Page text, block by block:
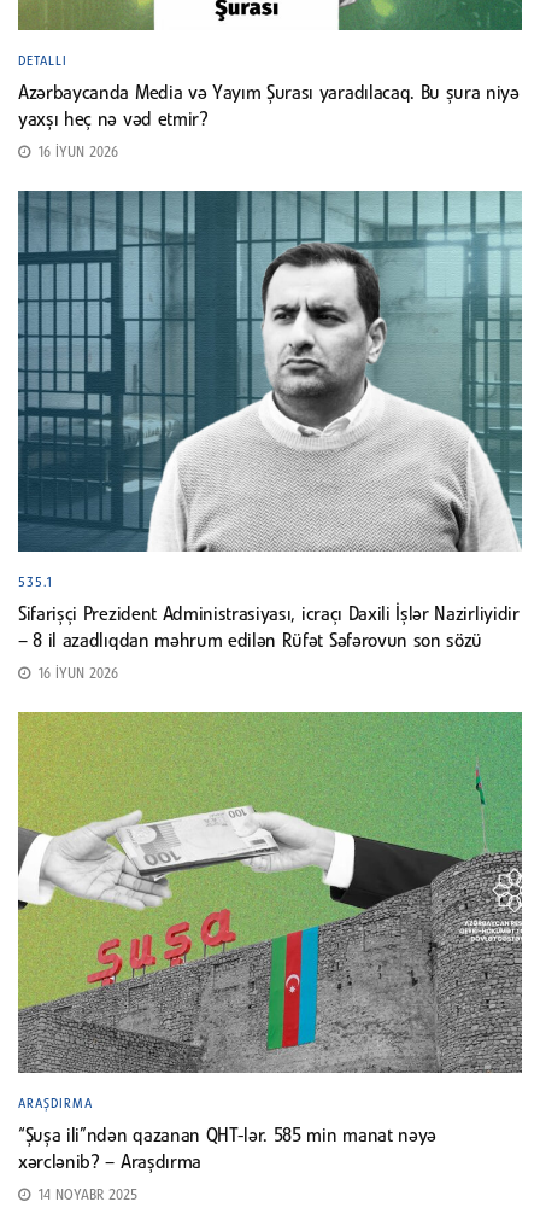
DETALLI
Azərbaycanda Media və Yayım Şurası yaradılacaq. Bu şura niyə
yaxşı heç nə vəd etmir?
16 İYUN 2026
535.1
Sifarişçi Prezident Administrasiyası, icraçı Daxili İşlər Nazirliyidir
– 8 il azadlıqdan məhrum edilən Rüfət Səfərovun son sözü
16 İYUN 2026
ARAŞDIRMA
“Şuşa ili”ndən qazanan QHT-lər. 585 min manat nəyə
xərclənib? – Araşdırma
14 NOYABR 2025